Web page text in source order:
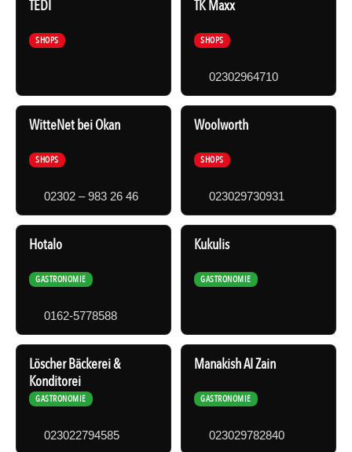
SHOPS
TEDI
SHOPS
TK Maxx
02302964710
SHOPS
WitteNet bei Okan
02302 – 983 26 46
SHOPS
Woolworth
023029730931
GASTRONOMIE
Hotalo
0162-5778588
GASTRONOMIE
Kukulis
GASTRONOMIE
Löscher Bäckerei &
Konditorei
023022794585
GASTRONOMIE
Manakish AI Zain
023029782840